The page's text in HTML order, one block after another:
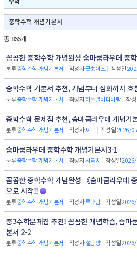
총 866개
꼼꼼한 중학수학 개념완성 숨마쿰라우데 중
분류중학수학 개념기본서 | 작성자굿초이스 | 작성일
중학수학 기본서 추천, 개념부터 심화까지 흐
분류중학수학 개념기본서 | 작성자하늘별바다바람 | 작
중학수학 문제집 추천, 숨마쿰라우데 개념기
분류중학수학 개념기본서 | 작성자찌니 | 작성일2026/
숨마쿰라우데 중학수학 개념기본서3-1
분류중학수학 개념기본서 | 작성자시금치 | 작성일
꼼꼼한 중학수학 개념완성 《숨마쿰라우데
으로 시작!!
분류중학수학 개념기본서 | 작성자루나맘 | 작성일
중2수학문제집 추천! 꼼꼼한 개념학습, 숨마
본서 2-2
분류중학수학 개념기본서 | 작성자설탕양 | 작성일